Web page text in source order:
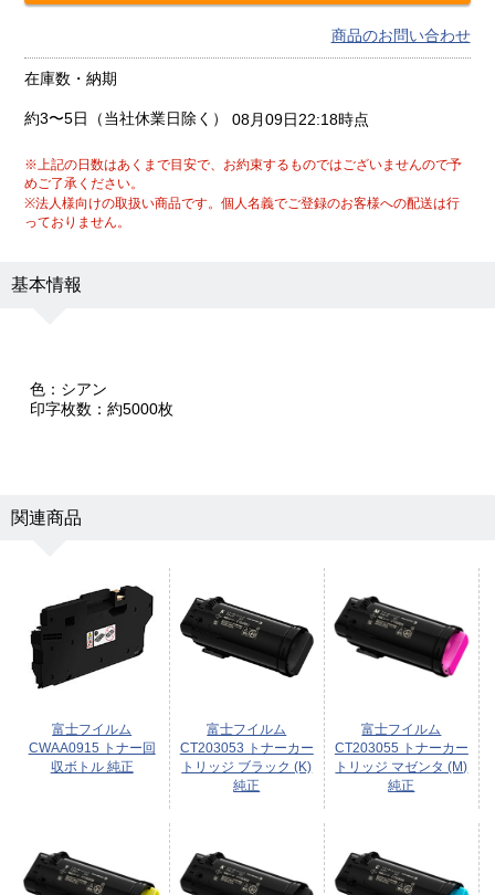
商品のお問い合わせ
在庫数・納期
約3〜5日（当社休業日除く） 08月09日22:18時点
※上記の日数はあくまで目安で、お約束するものではございませんので予
めご了承ください。
※法人様向けの取扱い商品です。個人名義でご登録のお客様への配送は行
っておりません。
基本情報
色：シアン
印字枚数：約5000枚
関連商品
富士フイルム
CWAA0915 トナー回
収ボトル 純正
富士フイルム
CT203053 トナーカー
トリッジ ブラック (K)
純正
富士フイルム
CT203055 トナーカー
トリッジ マゼンタ (M)
純正